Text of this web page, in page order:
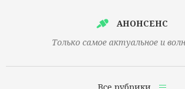
АНОНСЕНС
Только самое актуальное и